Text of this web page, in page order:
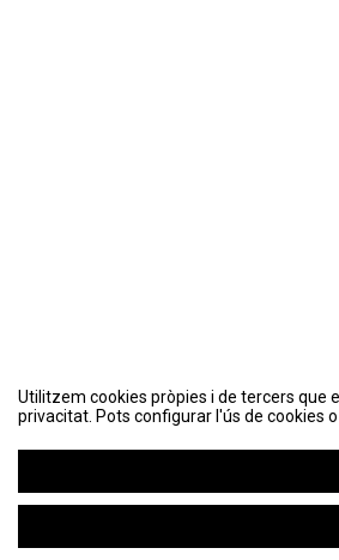
Utilitzem cookies pròpies i de tercers que
privacitat. Pots configurar l'ús de cookies
Utilitzem cookies pròpies i de tercers que
privacitat. Pots configurar l'ús de cookies